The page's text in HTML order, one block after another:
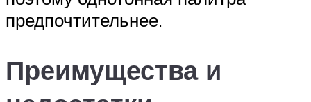
предпочтительнее.
Преимущества и